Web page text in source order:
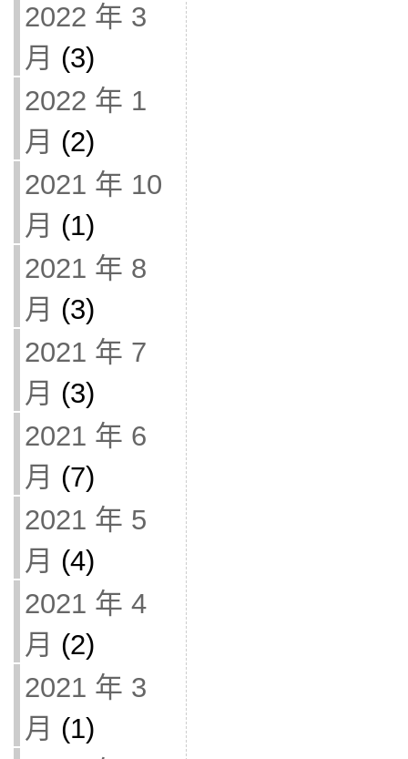
2022 年 3
月 (3)
2022 年 1
月 (2)
2021 年 10
月 (1)
2021 年 8
月 (3)
2021 年 7
月 (3)
2021 年 6
月 (7)
2021 年 5
月 (4)
2021 年 4
月 (2)
2021 年 3
月 (1)